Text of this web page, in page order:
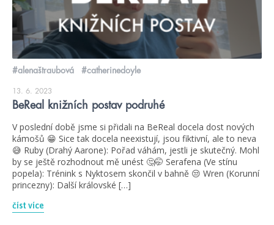
#alenaštraubová #catherinedoyle
13. 6. 2023
BeReal knižních postav podruhé
V poslední době jsme si přidali na BeReal docela dost nových
kámošů 😁 Sice tak docela neexistují, jsou fiktivní, ale to neva
😅 Ruby (Drahý Aarone): Pořad váhám, jestli je skutečný. Mohl
by se ještě rozhodnout mě unést 🤔🤭 Serafena (Ve stínu
popela): Trénink s Nyktosem skončil v bahně 😒 Wren (Korunní
princezny): Další královské […]
číst více